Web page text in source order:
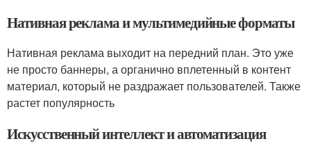
Нативная реклама и мультимедийные форматы
Нативная реклама выходит на передний план. Это уже
не просто баннеры, а органично вплетенный в контент
материал, который не раздражает пользователей. Также
растет популярность
Искусственный интеллект и автоматизация